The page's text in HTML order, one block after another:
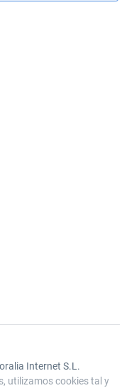
Internet S.L.
utilizamos cookies tal y